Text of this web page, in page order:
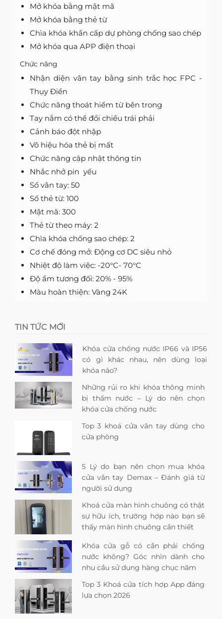
Mở khóa bằng mật mã
Mở khóa bằng thẻ từ
Chìa khóa khẩn cấp dự phòng chống sao chép
Mở khóa qua APP điện thoại
Chức năng
Nhận diện vân tay bằng sinh trắc học FPC -
Thụy Điển
Chức năng thoát hiểm từ bên trong
Tay nắm có thể đổi chiều trái phải
Cảnh báo đột nhập
Vô hiệu hóa thẻ bị mất
Chức năng cập nhật thông tin
Nhắc nhở pin yếu
Số vân tay: 50
Số thẻ từ: 100
Mật mã: 300
Thẻ từ theo máy: 2
Chìa khóa chống sao chép: 2
Cơ chế đóng mở: Động cơ DC siêu nhỏ
Nhiệt độ làm việc: -20°C- 70°C
Độ ẩm tương đối: 20% - 95%
Màu hoàn thiện: Vàng 24K
TIN TỨC MỚI
Khóa cửa chống nước IP66 và IP56
có gì khác nhau, nên dùng loại
khóa nào?
Những rủi ro khi khóa thông minh
bị thấm nước – Lý do nên chọn
khóa cửa chống nước
Top 3 khoá cửa vân tay dùng cho
cửa phòng
5 Lý do bạn nên chọn mua khóa
cửa vân tay Demax – Đánh giá từ
người sử dụng
Khoá cửa màn hình chuông có thật
sự hữu ích, trường hợp nào bạn sẽ
thấy màn hình chuông cần thiết
Khóa cửa gỗ có cần phải chống
nước không? Góc nhìn dành cho
nhu cầu sử dụng hàng chục năm
Top 3 Khoá cửa tích hợp App đáng
lựa chọn 2026